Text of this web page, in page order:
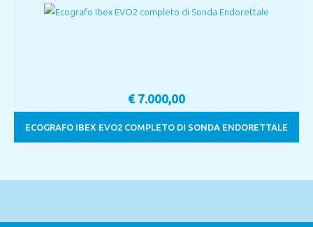
ECOGRAFO IBEX EVO2 COMPLETO DI SONDA ENDORETTALE
€ 7.000,00